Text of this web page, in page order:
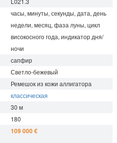
часы, минуты, секунды, дата, день
недели, месяц, фаза луны, цикл
високосного года, индикатор дня/
ночи
сапфир
Светло-бежевый
Ремешок из кожи аллигатора
классическая
30 м
180
109 000 €